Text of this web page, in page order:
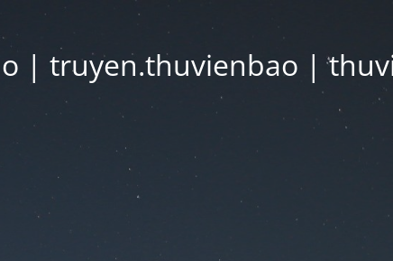
| truyen.thuvienbao |